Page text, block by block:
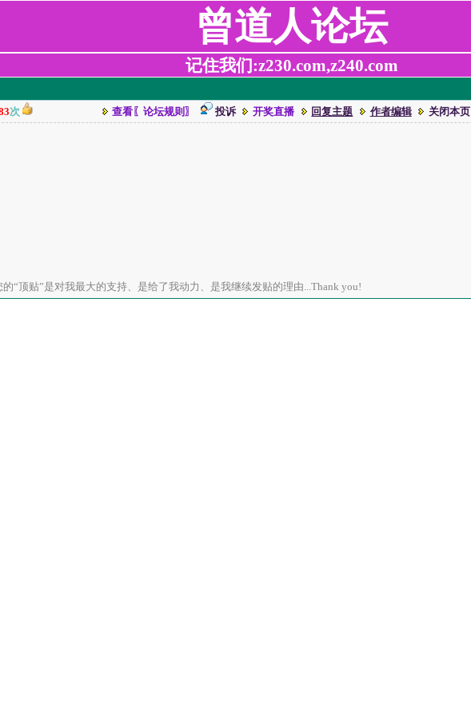
曾道人论坛
记住我们:z230.com,z240.com
次 查看〖论坛规则〗 投诉 开奖直播 回复主题 作者编辑 关闭本页
的“顶贴”是对我最大的支持、是给了我动力、是我继续发贴的理由...Thank you!